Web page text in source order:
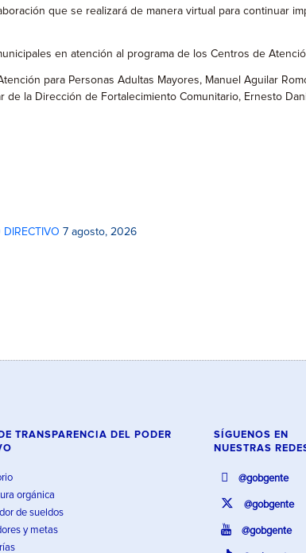
que se realizará de manera virtual para continuar
en atención al programa de los Centros de
para Personas Adultas Mayores, Manuel Aguilar
la Dirección de Fortalecimiento Comunitario, Ernesto
7 agosto, 2026
TRANSPARENCIA DEL PODER
orgánica
de sueldos
y metas
SÍGUENOS EN
NUESTRAS
@gobgente
@gobgente
@gobgente